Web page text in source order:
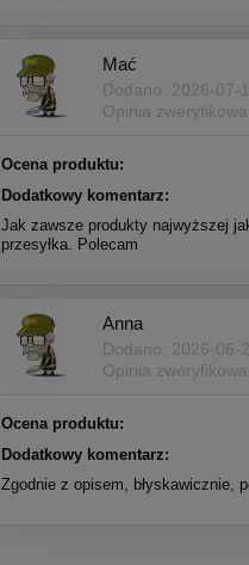
Mać
Dodano: 2026-07-
Opinia
Ocena produktu:
Dodatkowy komentarz:
Jak zawsze produkty najwyższej
przesyłka. Polecam
Anna
Dodano: 2026-06-
Opinia
Ocena produktu:
Dodatkowy komentarz:
Zgodnie z opisem, błyskawicznie,